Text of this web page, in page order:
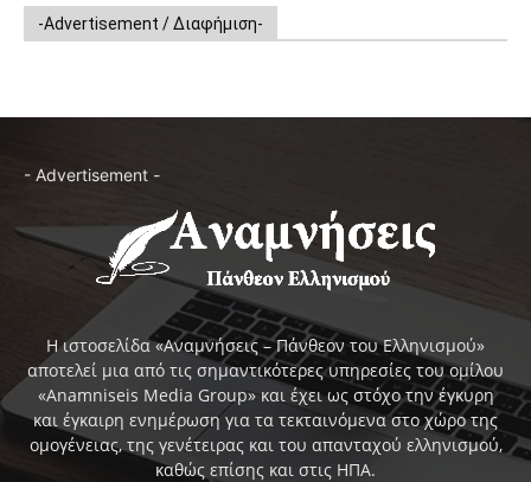
-Advertisement / Διαφήμιση-
- Advertisement -
Η ιστοσελίδα «Αναμνήσεις – Πάνθεον του Ελληνισμού»
αποτελεί μια από τις σημαντικότερες υπηρεσίες του ομίλου
«Anamniseis Media Group» και έχει ως στόχο την έγκυρη
και έγκαιρη ενημέρωση για τα τεκταινόμενα στο χώρο της
ομογένειας, της γενέτειρας και του απανταχού ελληνισμού,
καθώς επίσης και στις ΗΠΑ.